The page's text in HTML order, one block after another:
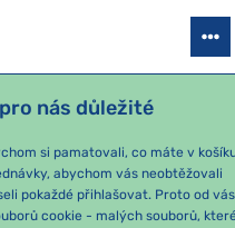
nás důležité
si pamatovali, co máte v
abychom vás neobtěžovali
pokaždé přihlašovat. Proto od vás
cookie - malých souborů,
BALÍČKY PRO DĚTI